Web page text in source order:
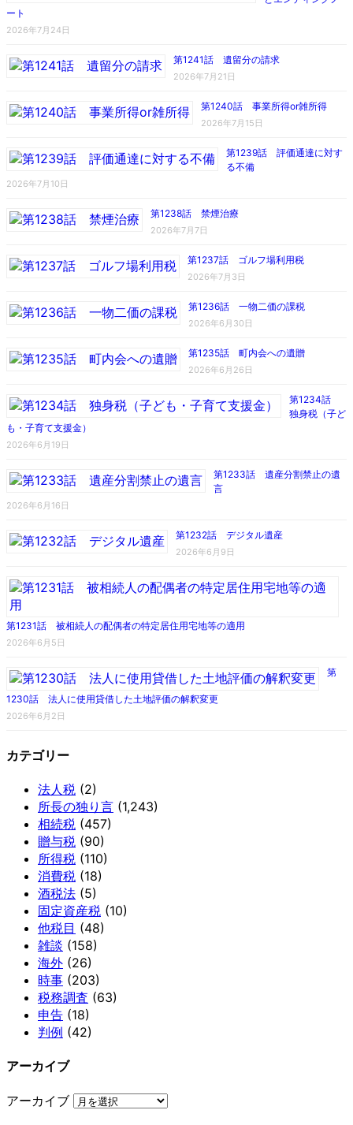
ート
2026年7月24日
第1241話 遺留分の請求
2026年7月21日
第1240話 事業所得or雑所得
2026年7月15日
第1239話 評価通達に対す
る不備
2026年7月10日
第1238話 禁煙治療
2026年7月7日
第1237話 ゴルフ場利用税
2026年7月3日
第1236話 一物二価の課税
2026年6月30日
第1235話 町内会への遺贈
2026年6月26日
第1234話
独身税（子ど
も・子育て支援金）
2026年6月19日
第1233話 遺産分割禁止の遺
言
2026年6月16日
第1232話 デジタル遺産
2026年6月9日
第1231話 被相続人の配偶者の特定居住用宅地等の適用
2026年6月5日
第
1230話 法人に使用貸借した土地評価の解釈変更
2026年6月2日
カテゴリー
法人税 (2)
所長の独り言 (1,243)
相続税 (457)
贈与税 (90)
所得税 (110)
消費税 (18)
酒税法 (5)
固定資産税 (10)
他税目 (48)
雑談 (158)
海外 (26)
時事 (203)
税務調査 (63)
申告 (18)
判例 (42)
アーカイブ
アーカイブ